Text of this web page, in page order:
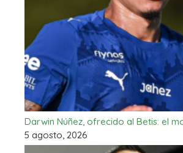
Darwin Núñez, ofrecido al Betis: el
5 agosto, 2026